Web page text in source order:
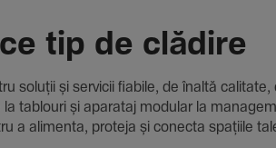
tip de clădire
soluții și servicii fiabile, de înaltă cali­tate,
tablouri și aparataj modular la
a alimenta, proteja și conecta spațiile